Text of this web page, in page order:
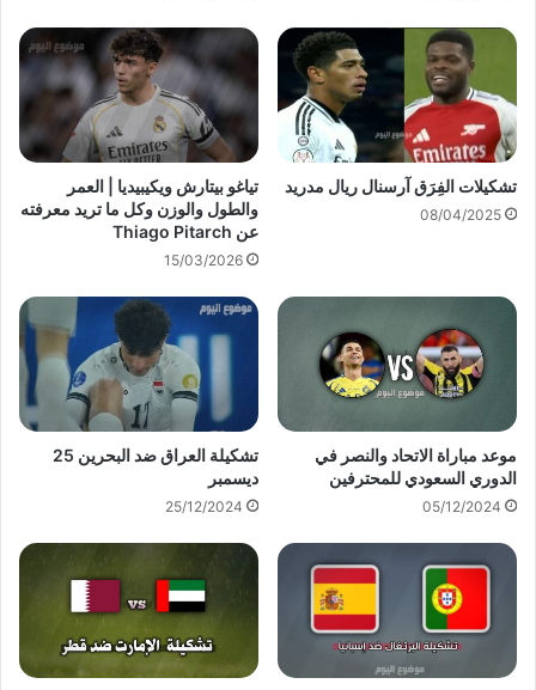
تشكيلات الفِرَق آرسنال ريال مدريد
08/04/2025
تياغو بيتارش ويكيبيديا | العمر
والطول والوزن وكل ما تريد معرفته
عن Thiago Pitarch
15/03/2026
موعد مباراة الاتحاد والنصر في
الدوري السعودي للمحترفين
05/12/2024
تشكيلة العراق ضد البحرين 25
ديسمبر
25/12/2024